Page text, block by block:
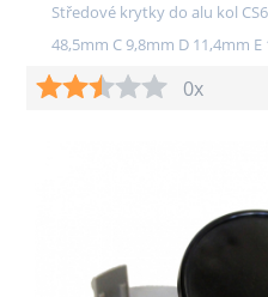
Středové krytky do alu kol
48,5mm C 9,8mm D 11,4mm E
0x